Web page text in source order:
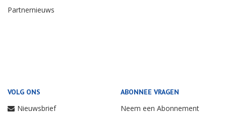
Partnernieuws
VOLG ONS
Nieuwsbrief
ABONNEE VRAGEN
Neem een Abonnement